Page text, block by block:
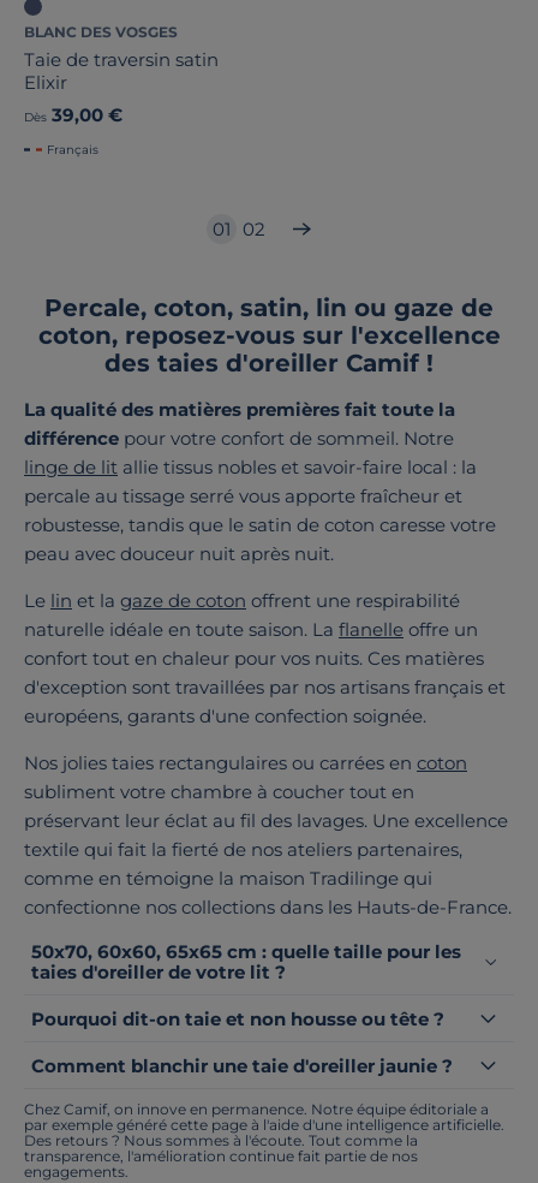
BLANC DES VOSGES
Taie de traversin satin
Elixir
Dès 39,00 €
Français
01 02
Percale, coton, satin, lin ou gaze de
coton, reposez-vous sur l'excellence
des taies d'oreiller Camif !
La qualité des matières premières fait toute la
différence pour votre confort de sommeil. Notre
linge de lit allie tissus nobles et savoir-faire local : la
percale au tissage serré vous apporte fraîcheur et
robustesse, tandis que le satin de coton caresse votre
peau avec douceur nuit après nuit.
Le lin et la gaze de coton offrent une respirabilité
naturelle idéale en toute saison. La flanelle offre un
confort tout en chaleur pour vos nuits. Ces matières
d'exception sont travaillées par nos artisans français et
européens, garants d'une confection soignée.
Nos jolies taies rectangulaires ou carrées en coton
subliment votre chambre à coucher tout en
préservant leur éclat au fil des lavages. Une excellence
textile qui fait la fierté de nos ateliers partenaires,
comme en témoigne la maison Tradilinge qui
confectionne nos collections dans les Hauts-de-France.
50x70, 60x60, 65x65 cm : quelle taille pour les
taies d'oreiller de votre lit ?
Pourquoi dit-on taie et non housse ou tête ?
Comment blanchir une taie d'oreiller jaunie ?
Chez Camif, on innove en permanence. Notre équipe éditoriale a
par exemple généré cette page à l'aide d'une intelligence artificielle.
Des retours ? Nous sommes à l'écoute. Tout comme la
transparence, l'amélioration continue fait partie de nos
engagements.